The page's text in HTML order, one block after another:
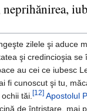
neprihănirea,
zilele şi aduce
şi credincioşia
au cei ce iubesc
fi cunoscut şi tu,
tăi.[12] Apostolul
de întristare, mai